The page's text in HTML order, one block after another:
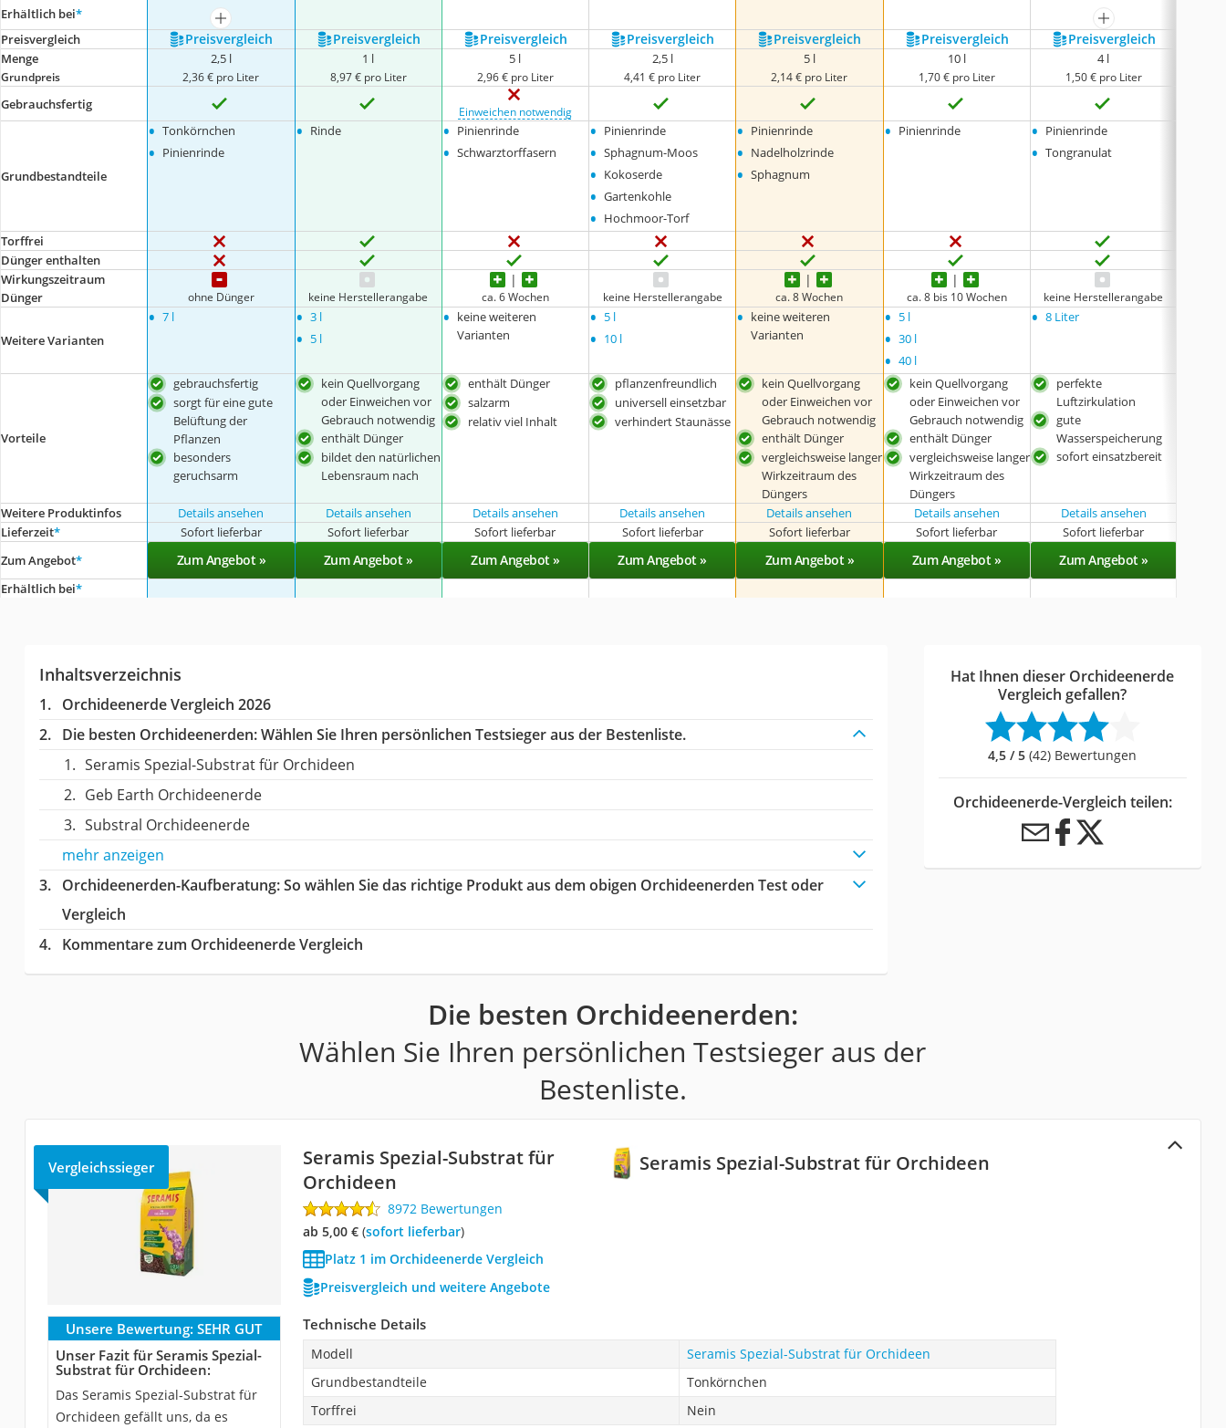
Erhältlich bei*
mehr anzeigen
mehr anzeigen
Preis­vergleich
Preis­vergleich Preis­vergleich Preis­vergleich Preis­vergleich Preis­vergleich Preis­vergleich Preis­vergleich
Menge
Grundpreis
2,5 l
2,36 € pro Liter
1 l
8,97 € pro Liter
5 l
2,96 € pro Liter
2,5 l
4,41 € pro Liter
5 l
2,14 € pro Liter
10 l
1,70 € pro Liter
4 l
1,50 € pro Liter
Gebrauchsfertig Einweichen notwendig
Grundbestandteile
• Tonkörnchen
• Pinienrinde
• Rinde • Pinienrinde
• Schwarztorffasern
• Pinienrinde
• Sphagnum-Moos
• Kokoserde
• Gartenkohle
• Hochmoor-Torf
• Pinienrinde
• Nadelholzrinde
• Sphagnum
• Pinienrinde • Pinienrinde
• Tongranulat
Torffrei
Dünger enthalten
Wirkungszeitraum
Dünger
ohne Dünger keine Herstellerangabe ca. 6 Wochen keine Herstellerangabe ca. 8 Wochen ca. 8 bis 10 Wochen keine Herstellerangabe
Weitere Varianten
• 7 l • 3 l
• 5 l
• keine weiteren
Varianten
• 5 l
• 10 l
• keine weiteren
Varianten
• 5 l
• 30 l
• 40 l
• 8 Liter
Vorteile
gebrauchsfertig
sorgt für eine gute
Belüftung der
Pflanzen
besonders
geruchsarm
kein Quellvorgang
oder Einweichen vor
Gebrauch notwendig
enthält Dünger
bildet den natürlichen
Lebensraum nach
enthält Dünger
salzarm
relativ viel Inhalt
pflanzenfreundlich
universell einsetzbar
verhindert Staunässe
kein Quellvorgang
oder Einweichen vor
Gebrauch notwendig
enthält Dünger
vergleichsweise langer
Wirkzeitraum des
Düngers
kein Quellvorgang
oder Einweichen vor
Gebrauch notwendig
enthält Dünger
vergleichsweise langer
Wirkzeitraum des
Düngers
perfekte
Luftzirkulation
gute
Wasserspeicherung
sofort einsatzbereit
Weitere Produktinfos Details ansehen Details ansehen Details ansehen Details ansehen Details ansehen Details ansehen Details ansehen
Lieferzeit* Sofort lieferbar Sofort lieferbar Sofort lieferbar Sofort lieferbar Sofort lieferbar Sofort lieferbar Sofort lieferbar
Zum Angebot* Zum Angebot » Zum Angebot » Zum Angebot » Zum Angebot » Zum Angebot » Zum Angebot » Zum Angebot »
Erhältlich bei*
Inhaltsverzeichnis
Orchideenerde Vergleich 2026
Die besten Orchideenerden:Wählen Sie Ihren persönlichen Testsieger aus der Bestenliste.
Seramis Spezial-Substrat für Orchideen
Geb Earth Orchideenerde
Substral Orchideenerde
mehr anzeigen
Orchideenerden-Kaufberatung: So wählen Sie das richtige Produkt aus dem obigen Orchideenerden Test oder
Vergleich
Kommentare zum Orchideenerde Vergleich
Hat Ihnen dieser Orchideenerde
Vergleich gefallen?
4,5 / 5 (42) Bewertungen
Orchideenerde-Vergleich teilen:
Die besten Orchideenerden:
Wählen Sie Ihren persönlichen Testsieger aus der
Bestenliste.
Seramis Spezial-Substrat für Orchideen
Vergleichssieger
Seramis Spezial-Substrat für
Orchideen
8972 Bewertungen
ab 5,00 €( Sofort lieferbar)
Platz 1 im Orchideenerde Vergleich
Preisvergleich und weitere Angebote
Unsere Bewertung: SEHR GUT
Unser Fazit für Seramis Spezial-
Substrat für Orchideen:
Das Seramis Spezial-Substrat für
Orchideen gefällt uns, da es
Technische Details
Modell
Seramis Spezial-Substrat für Orchideen
Grundbestandteile
Tonkörnchen
Torffrei
Nein